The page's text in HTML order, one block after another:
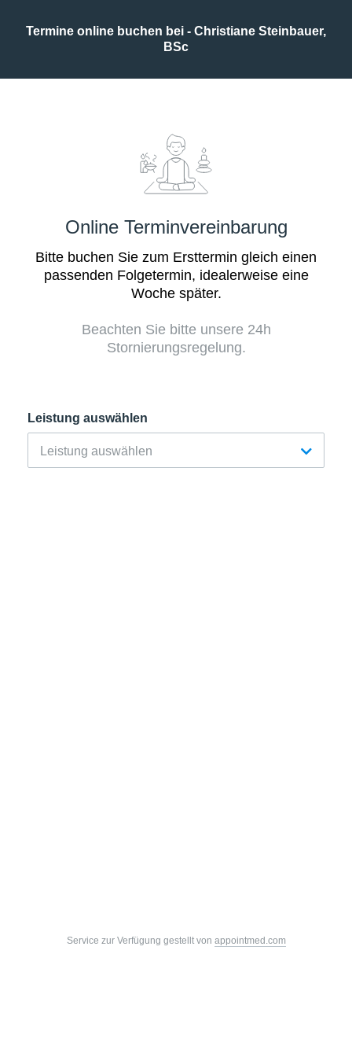
Termine online buchen bei - Christiane Steinbauer,
BSc
Online Terminvereinbarung
Bitte buchen Sie zum Ersttermin gleich einen
passenden Folgetermin, idealerweise eine
Woche später.
Beachten Sie bitte unsere 24h
Stornierungsregelung.
Leistung auswählen
Service zur Verfügung gestellt von appointmed.com